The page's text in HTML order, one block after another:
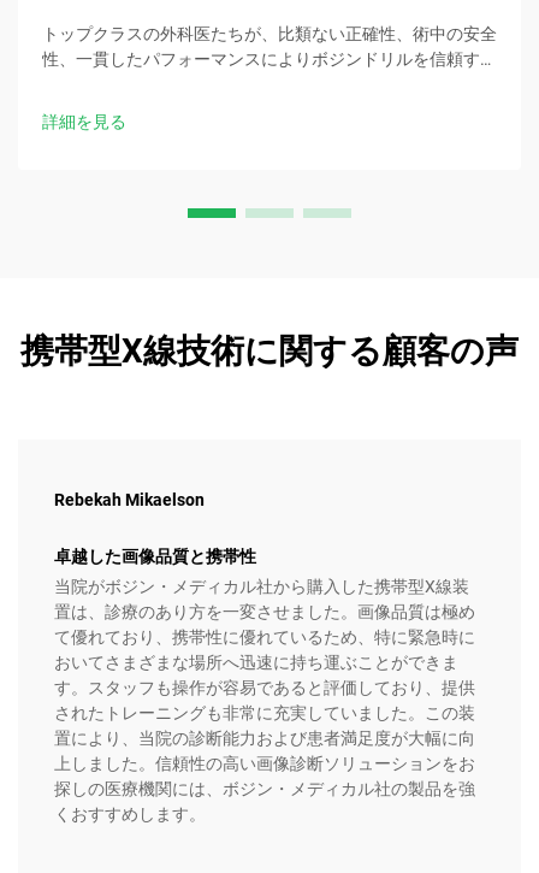
トップクラスの外科医たちが、比類ない正確性、術中の安全
性、一貫したパフォーマンスによりボジンドリルを信頼する
日臨床デモをリクエストしてください。
詳細を見る
携帯型X線技術に関する顧客の声
Rebekah Mikaelson
卓越した画像品質と携帯性
当院がボジン・メディカル社から購入した携帯型X線装
置は、診療のあり方を一変させました。画像品質は極め
て優れており、携帯性に優れているため、特に緊急時に
おいてさまざまな場所へ迅速に持ち運ぶことができま
す。スタッフも操作が容易であると評価しており、提供
されたトレーニングも非常に充実していました。この装
置により、当院の診断能力および患者満足度が大幅に向
上しました。信頼性の高い画像診断ソリューションをお
探しの医療機関には、ボジン・メディカル社の製品を強
くおすすめします。